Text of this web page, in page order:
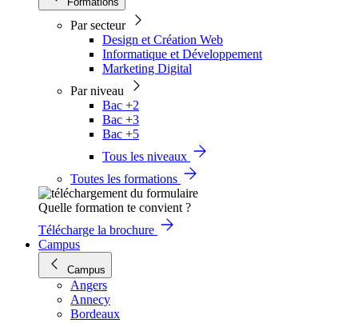
Par secteur
Design et Création Web
Informatique et Développement
Marketing Digital
Par niveau
Bac +2
Bac +3
Bac +5
Tous les niveaux
Toutes les formations
Quelle formation te convient ?
Télécharge la brochure
Campus
Campus
Angers
Annecy
Bordeaux